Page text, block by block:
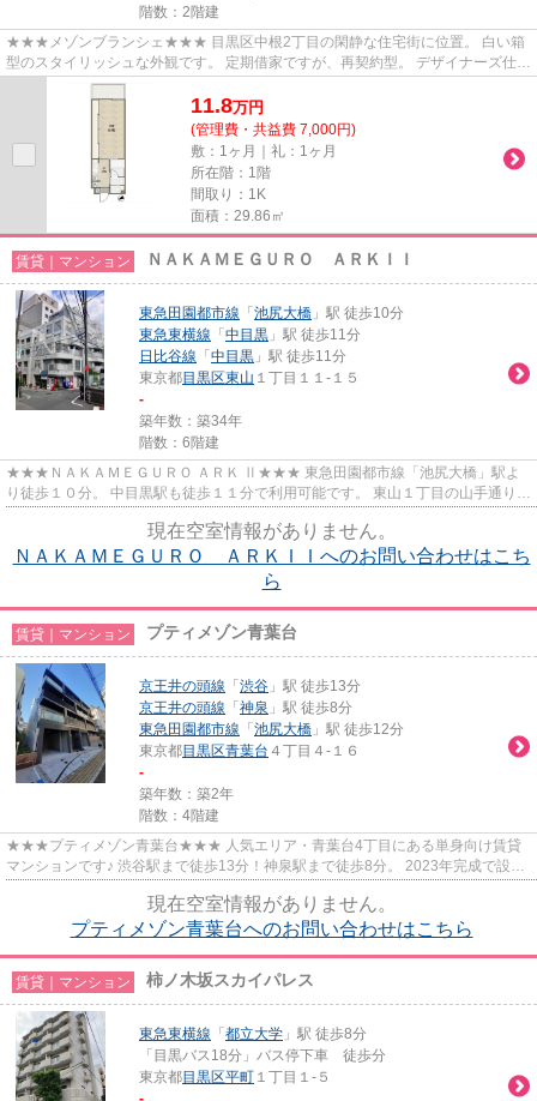
階数：2階建
★★★メゾンブランシェ★★★ 目黒区中根2丁目の閑静な住宅街に位置。 白い箱
型のスタイリッシュな外観です。 定期借家ですが、再契約型。 デザイナーズ仕様
のお部屋に住みたい方、ぜひお問...
11.8万円
(管理費・共益費 7,000円)
敷：1ヶ月｜礼：1ヶ月
所在階：1階
間取り：1K
面積：29.86㎡
賃貸｜マンション ＮＡＫＡＭＥＧＵＲＯ ＡＲＫＩＩ
東急田園都市線 「 池尻大橋 」駅 徒歩10分
東急東横線 「 中目黒 」駅 徒歩11分
日比谷線 「 中目黒 」駅 徒歩11分
東京都目黒区東山 １丁目１１-１５
-
築年数：築34年
階数：6階建
★★★ＮＡＫＡＭＥＧＵＲＯ ＡＲＫ Ⅱ★★★ 東急田園都市線「池尻大橋」駅よ
り徒歩１０分。 中目黒駅も徒歩１１分で利用可能です。 東山１丁目の山手通りか
現在空室情報がありません。
ＮＡＫＡＭＥＧＵＲＯ ＡＲＫＩＩへのお問い合わせはこち
ら
賃貸｜マンション プティメゾン青葉台
京王井の頭線 「 渋谷 」駅 徒歩13分
京王井の頭線 「 神泉 」駅 徒歩8分
東急田園都市線 「 池尻大橋 」駅 徒歩12分
東京都目黒区青葉台 ４丁目４-１６
-
築年数：築2年
階数：4階建
★★★プティメゾン青葉台★★★ 人気エリア・青葉台4丁目にある単身向け賃貸
マンションです♪ 渋谷駅まで徒歩13分！神泉駅まで徒歩8分。 2023年完成で設備
現在空室情報がありません。
プティメゾン青葉台へのお問い合わせはこちら
賃貸｜マンション 柿ノ木坂スカイパレス
東急東横線 「 都立大学 」駅 徒歩8分
「目黒バス18分」バス停下車 徒歩分
東京都目黒区平町 １丁目１-５